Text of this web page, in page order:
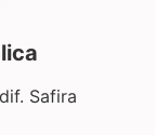
Safira